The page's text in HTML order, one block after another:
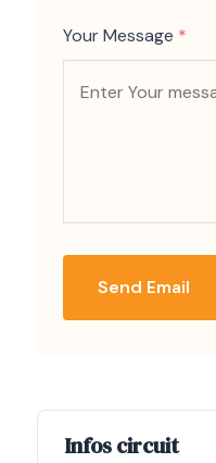
Your Message *
Send Email
Infos circuit